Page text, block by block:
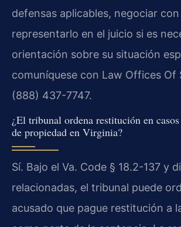
defensas aplicables, negociar
representarlo en el juicio si es
orientación sobre su situación
comuníquese con Law Offices Of
(888) 437-7747.
¿El tribunal ordena restitución en
de propiedad en Virginia?
Sí. Bajo el Va. Code § 18.2-137 y
relacionadas, el tribunal puede
acusado que pague restitución a